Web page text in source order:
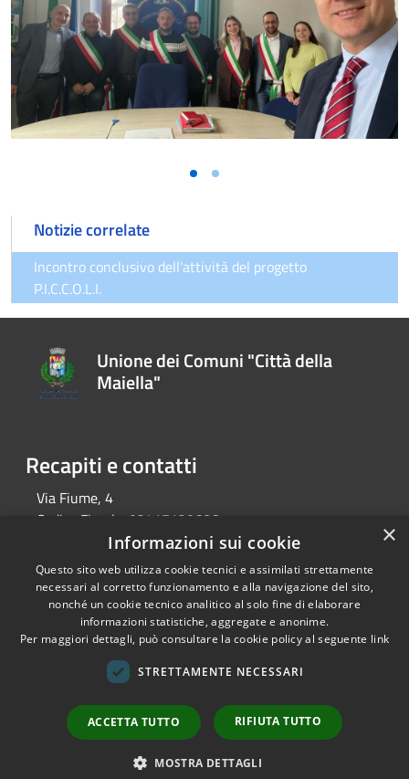
Notizie correlate
Incontro conclusivo dell’attività del progetto
P.I.C.C.O.L.I.
Unione dei Comuni "Città della
Maiella"
Recapiti e contatti
Via Fiume, 4
Codice Fiscale:
02417120686
02417120686
Telefono:0858574131
Email:info@unionecomunicittadellamaiella.it
Pec:cittadellamaiella@pec.it
Copyright © 2026 • Unione dei
Powered byMunicipium
Accesso redazione
×
Informazioni sui cookie
Questo sito web utilizza cookie tecnici e assimilati strettamente
necessari al corretto funzionamento e alla navigazione del sito,
nonché un cookie tecnico analitico al solo fine di elaborare
informazioni statistiche, aggregate e anonime.
Per maggiori dettagli, può consultare la cookie policy al seguente link
STRETTAMENTE NECESSARI
ACCETTA TUTTO RIFIUTA TUTTO
MOSTRA DETTAGLI